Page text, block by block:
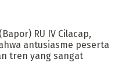
RU IV Cilacap,
antusiasme peserta
tren yang sangat